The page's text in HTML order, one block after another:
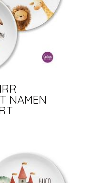
NAMEN